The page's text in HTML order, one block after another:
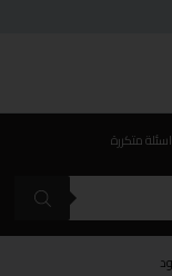
اسئلة متكررة